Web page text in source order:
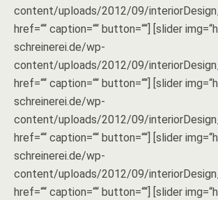
content/uploads/2012/09/
href=““ caption=““ button=““] [slider
schreinerei.de/wp-
content/uploads/2012/09/
href=““ caption=““ button=““] [slider
schreinerei.de/wp-
content/uploads/2012/09/
href=““ caption=““ button=““] [slider
schreinerei.de/wp-
content/uploads/2012/09/
href=““ caption=““ button=““] [slider